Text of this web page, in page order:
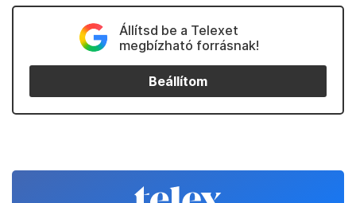
Állítsd be a Telexet
megbízható forrásnak!
Beállítom